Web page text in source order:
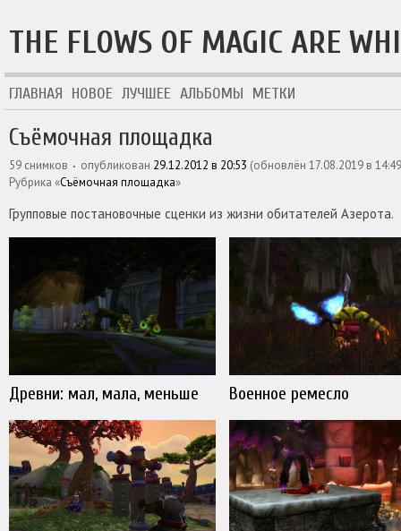
THE FLOWS OF MAGIC ARE
ГЛАВНАЯ НОВОЕ ЛУЧШЕЕ АЛЬБОМЫ МЕТКИ
Съёмочная площадка
59 снимков опубликован 29.12.2012 в 20:53 (обновлён 17.08.2019 в 14:49
рубрика «Съёмочная площадка»
Групповые постановочные сценки из жизни обитателей Азерота.
Древни: мал, мала, меньше Военное ремесло